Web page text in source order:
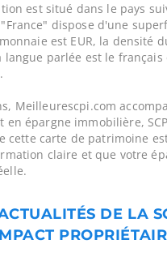
est situé dans le pays
dispose d'une
est EUR, la densité
langue parlée est le
Meilleurescpi.com
en épargne immobilière,
cette carte de patrimoine
claire et que votre
DE LA